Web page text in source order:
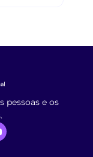
pessoas e os